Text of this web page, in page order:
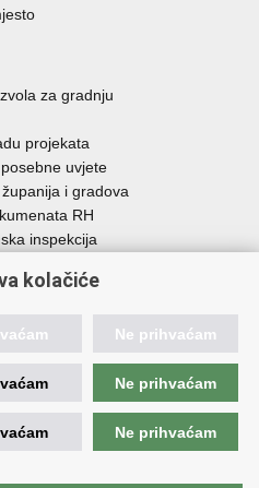
za gradnju
projekata
uvjete
i gradova
RH
inspekcija
nekretninama
učinkovitost
kolačiće
Ne prihvaćam
Ne prihvaćam
Ne prihvaćam